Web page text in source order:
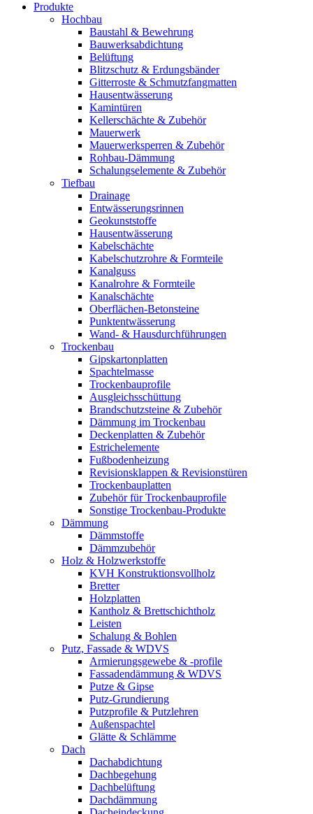
Produkte
Hochbau
Baustahl & Bewehrung
Bauwerksabdichtung
Belüftung
Blitzschutz & Erdungsbänder
Gitterroste & Schmutzfangmatten
Hausentwässerung
Kamintüren
Kellerschächte & Zubehör
Mauerwerk
Mauerwerksperren & Zubehör
Rohbau-Dämmung
Schalungselemente & Zubehör
Tiefbau
Drainage
Entwässerungsrinnen
Geokunststoffe
Hausentwässerung
Kabelschächte
Kabelschutzrohre & Formteile
Kanalguss
Kanalrohre & Formteile
Kanalschächte
Oberflächen-Betonsteine
Punktentwässerung
Wand- & Hausdurchführungen
Trockenbau
Gipskartonplatten
Spachtelmasse
Trockenbauprofile
Ausgleichsschüttung
Brandschutzsteine & Zubehör
Dämmung im Trockenbau
Deckenplatten & Zubehör
Estrichelemente
Fußbodenheizung
Revisionsklappen & Revisionstüren
Trockenbauplatten
Zubehör für Trockenbauprofile
Sonstige Trockenbau-Produkte
Dämmung
Dämmstoffe
Dämmzubehör
Holz & Holzwerkstoffe
KVH Konstruktionsvollholz
Bretter
Holzplatten
Kantholz & Brettschichtholz
Leisten
Schalung & Bohlen
Putz, Fassade & WDVS
Armierungsgewebe & -profile
Fassadendämmung & WDVS
Putze & Gipse
Putz-Grundierung
Putzprofile & Putzlehren
Außenspachtel
Glätte & Schlämme
Dach
Dachabdichtung
Dachbegehung
Dachbelüftung
Dachdämmung